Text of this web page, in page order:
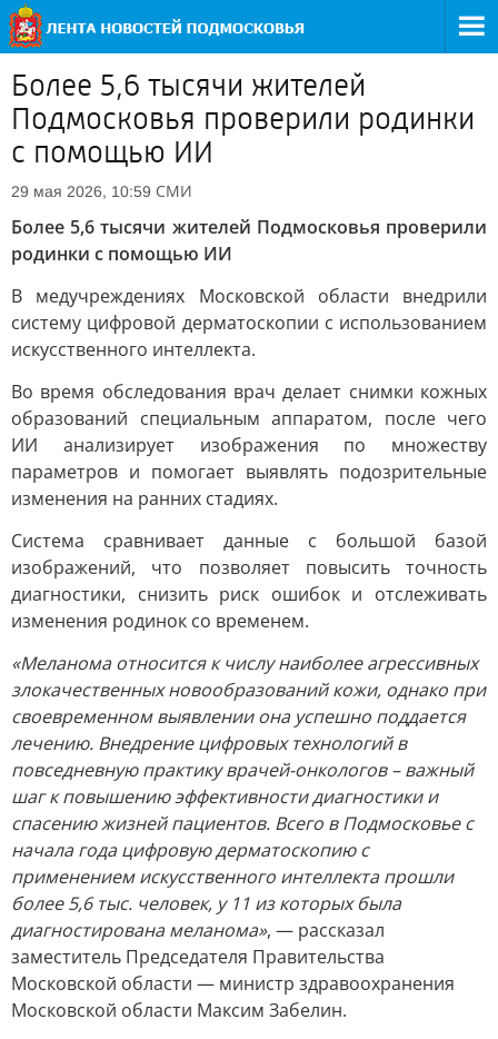
Более 5,6 тысячи жителей
Подмосковья проверили родинки
с помощью ИИ
29 мая 2026, 10:59 СМИ
Более 5,6 тысячи жителей Подмосковья проверили
родинки с помощью ИИ
В медучреждениях Московской области внедрили
систему цифровой дерматоскопии с использованием
искусственного интеллекта.
Во время обследования врач делает снимки кожных
образований специальным аппаратом, после чего
ИИ анализирует изображения по множеству
параметров и помогает выявлять подозрительные
изменения на ранних стадиях.
Система сравнивает данные с большой базой
изображений, что позволяет повысить точность
диагностики, снизить риск ошибок и отслеживать
изменения родинок со временем.
«Меланома относится к числу наиболее агрессивных
злокачественных новообразований кожи, однако при
своевременном выявлении она успешно поддается
лечению. Внедрение цифровых технологий в
повседневную практику врачей-онкологов – важный
шаг к повышению эффективности диагностики и
спасению жизней пациентов. Всего в Подмосковье с
начала года цифровую дерматоскопию с
применением искусственного интеллекта прошли
более 5,6 тыс. человек, у 11 из которых была
диагностирована меланома», — рассказал
заместитель Председателя Правительства
Московской области — министр здравоохранения
Московской области Максим Забелин.